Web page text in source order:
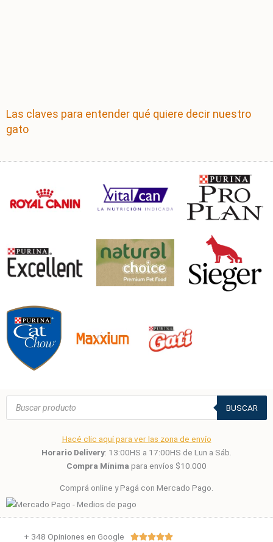
Las claves para entender qué quiere decir nuestro
gato
Búsqueda
productos
BUSCAR
Hacé clic aquí para ver las zona de envío
Horario Delivery: 13:00HS a 17:00HS de Lun a Sáb.
Compra Mínima para envíos $10.000
Comprá online y Pagá con Mercado Pago.
+ 348 Opiniones en Google Valorado